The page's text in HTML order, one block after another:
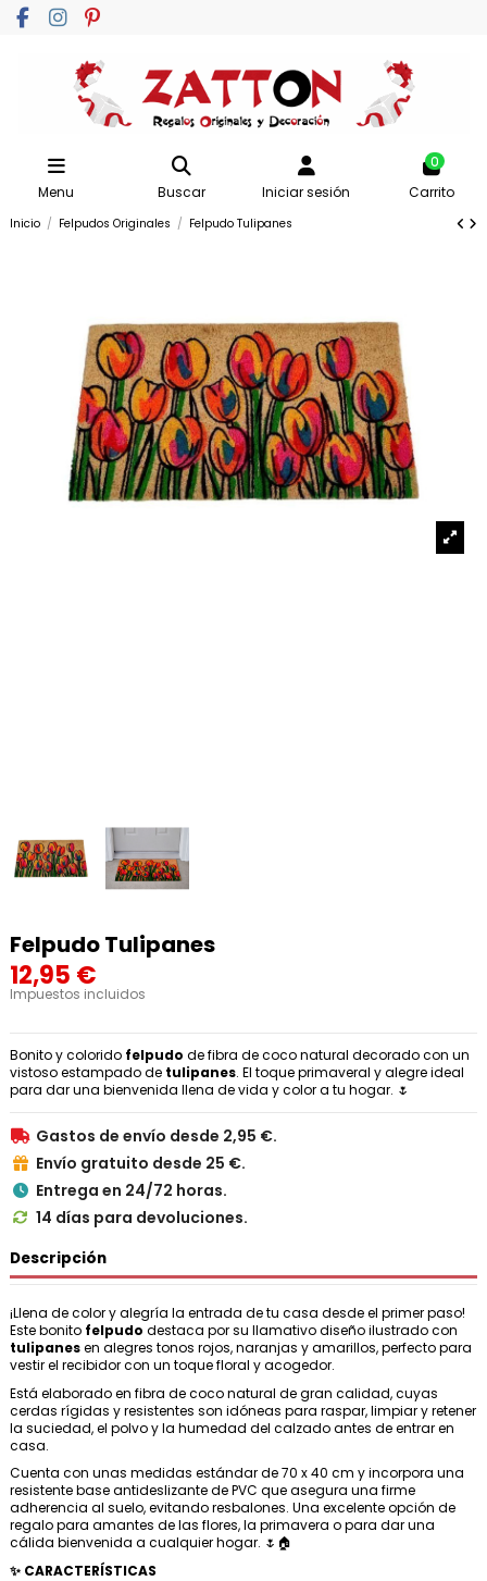
Menu Buscar Iniciar sesión
0
Carrito
Inicio Felpudos Originales Felpudo Tulipanes
Felpudo Tulipanes
12,95 €
Impuestos incluidos
Bonito y colorido felpudo de fibra de coco natural decorado con un
vistoso estampado de tulipanes. El toque primaveral y alegre ideal
para dar una bienvenida llena de vida y color a tu hogar. 🌷
 Gastos de envío desde 2,95 €.
 Envío gratuito desde 25 €.
 Entrega en 24/72 horas.
 14 días para devoluciones.
Descripción
¡Llena de color y alegría la entrada de tu casa desde el primer paso!
Este bonito felpudo destaca por su llamativo diseño ilustrado con
tulipanesen alegres tonos rojos, naranjas y amarillos, perfecto para
vestir el recibidor con un toque floral y acogedor.
Está elaborado en fibra de coco natural de gran calidad, cuyas
cerdas rígidas y resistentes son idóneas para raspar, limpiar y retener
la suciedad, el polvo y la humedad del calzado antes de entrar en
casa.
Cuenta con unas medidas estándar de 70 x 40 cm y incorpora una
resistente base antideslizante de PVC que asegura una firme
adherencia al suelo, evitando resbalones. Una excelente opción de
regalo para amantes de las flores, la primavera o para dar una
cálida bienvenida a cualquier hogar. 🌷🏠
✨ CARACTERÍSTICAS